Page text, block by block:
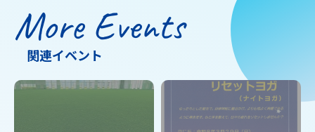
More Events
関連イベント